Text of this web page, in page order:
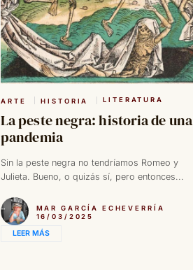
ARTE HISTORIA LITERATURA
La peste negra: historia de una
pandemia
Sin la peste negra no tendríamos Romeo y
Julieta. Bueno, o quizás sí, pero entonces...
MAR GARCÍA ECHEVERRÍA
16/03/2025
LEER MÁS